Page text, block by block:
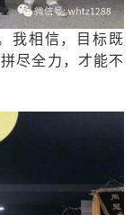
我相信，目标既
尽全力，才能不